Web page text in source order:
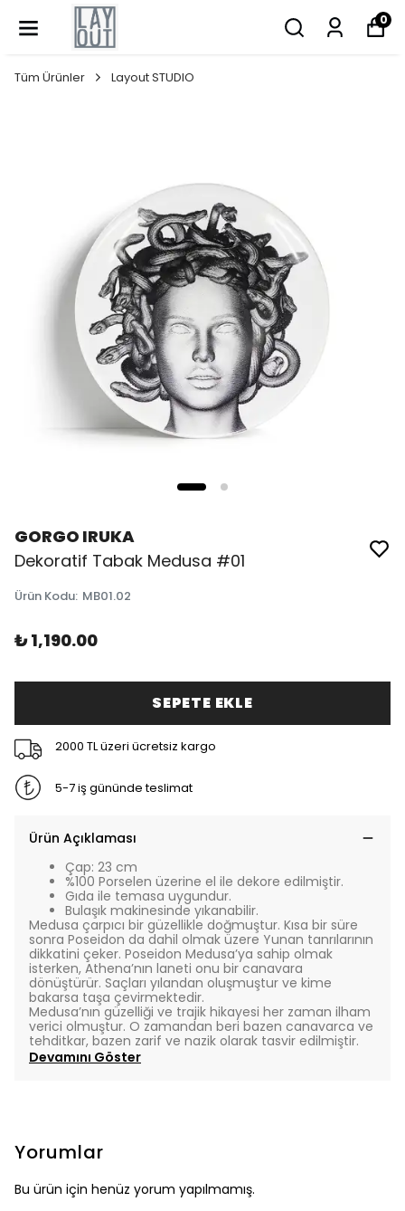
0
Tüm Ürünler Layout STUDIO
GORGO IRUKA
Dekoratif Tabak Medusa #01
Ürün Kodu: MB01.02
₺ 1,190.00
SEPETE EKLE
2000 TL üzeri ücretsiz kargo
5-7 iş gününde teslimat
Ürün Açıklaması
Çap: 23 cm
%100 Porselen üzerine el ile dekore edilmiştir.
Gıda ile temasa uygundur.
Bulaşık makinesinde yıkanabilir.
Medusa çarpıcı bir güzellikle doğmuştur. Kısa bir süre
sonra Poseidon da dahil olmak üzere Yunan tanrılarının
dikkatini çeker. Poseidon Medusa’ya sahip olmak
isterken, Athena’nın laneti onu bir canavara
dönüştürür. Saçları yılandan oluşmuştur ve kime
bakarsa taşa çevirmektedir.
Medusa’nın güzelliği ve trajik hikayesi her zaman ilham
verici olmuştur. O zamandan beri bazen canavarca ve
tehditkar, bazen zarif ve nazik olarak tasvir edilmiştir.
Devamını Göster
Yorumlar
Bu ürün için henüz yorum yapılmamış.